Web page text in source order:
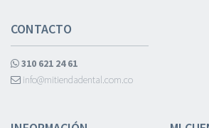
CONTACTO
310 621 24 61
info@mitiendadental.com.co